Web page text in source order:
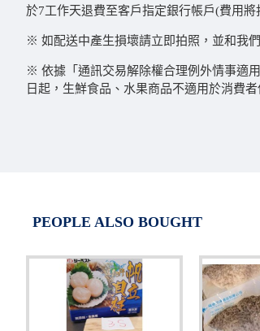
於7工作天退費至客戶指定銀行帳戶(費用將
※ 如配送中產生損壞請立即拍照，並和我
※ 依據「通訊交易解除權合理例外情事適
日起，生鮮食品、水果商品不適用於消費
PEOPLE ALSO BOUGHT